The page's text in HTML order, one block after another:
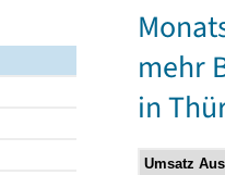
mehr
in